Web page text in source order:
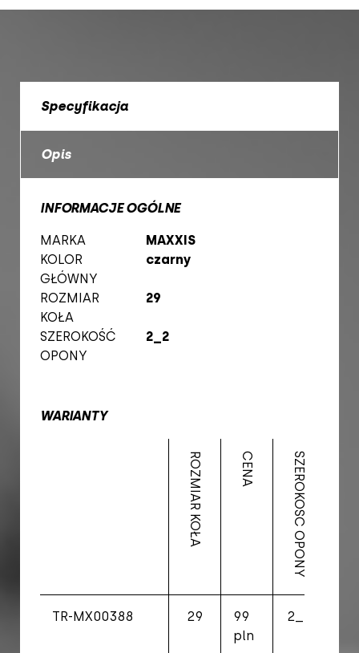
Specyfikacja
Opis
INFORMACJE OGÓLNE
MARKA
MAXXIS
KOLOR
GŁÓWNY
czarny
ROZMIAR
KOŁA
29
SZEROKOŚĆ
OPONY
2_2
WARIANTY
ROZMIAR KOŁA CENA SZEROKOŚĆ OPONY
TR-MX00388 29
99
pln
2_2